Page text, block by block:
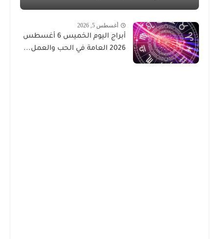
أغسطس 5, 2026
أبراج اليوم الخميس 6 أغسطس
2026 العامة في الحب والعمل...